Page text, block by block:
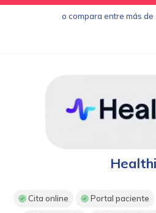
o compara entre más
Cita online Portal paciente